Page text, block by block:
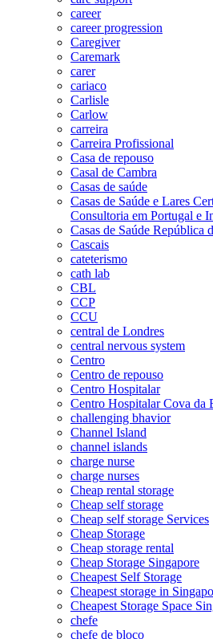
career
career progression
Caregiver
Caremark
carer
cariaco
Carlisle
Carlow
carreira
Carreira Profissional
Casa de repouso
Casal de Cambra
Casas de saúde
Casas de Saúde e Lares
Consultoria em Portugal e
Casas de Saúde República
Cascais
cateterismo
cath lab
CBL
CCP
CCU
central de Londres
central nervous system
Centro
Centro de repouso
Centro Hospitalar
Centro Hospitalar Cova da
challenging bhavior
Channel Island
channel islands
charge nurse
charge nurses
Cheap rental storage
Cheap self storage
Cheap self storage Services
Cheap Storage
Cheap storage rental
Cheap Storage Singapore
Cheapest Self Storage
Cheapest storage in
Cheapest Storage Space
chefe
chefe de bloco